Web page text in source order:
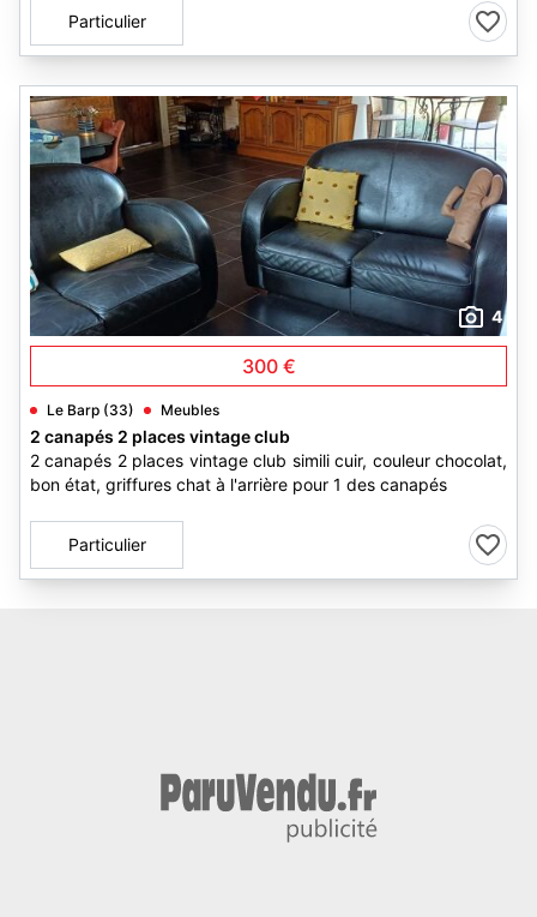
Particulier
4
300 €
Le Barp (33) Meubles
2 canapés 2 places vintage club
2 canapés 2 places vintage club simili cuir, couleur chocolat,
bon état, griffures chat à l'arrière pour 1 des canapés
Particulier